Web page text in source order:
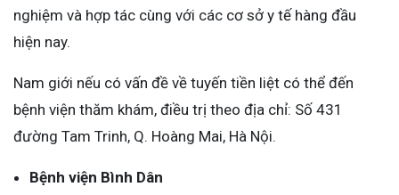
nghiệm và hợp tác cùng với các cơ sở y tế hàng đầu
hiện nay.
Nam giới nếu có vấn đề về tuyến tiền liệt có thể đến
bệnh viện thăm khám, điều trị theo địa chỉ: Số 431
đường Tam Trinh, Q. Hoàng Mai, Hà Nội.
Bệnh viện Bình Dân